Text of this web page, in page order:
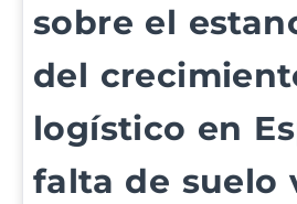
sobre el
del
logístico en
falta de suelo